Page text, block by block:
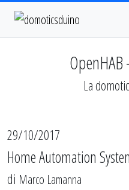
La
29/10/2017
Home Automation
di Marco Lamanna